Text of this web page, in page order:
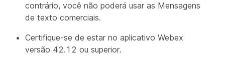
contrário, você não poderá usar as Mensagens
de texto comerciais.
Certifique-se de estar no aplicativo Webex
versão 42.12 ou superior.